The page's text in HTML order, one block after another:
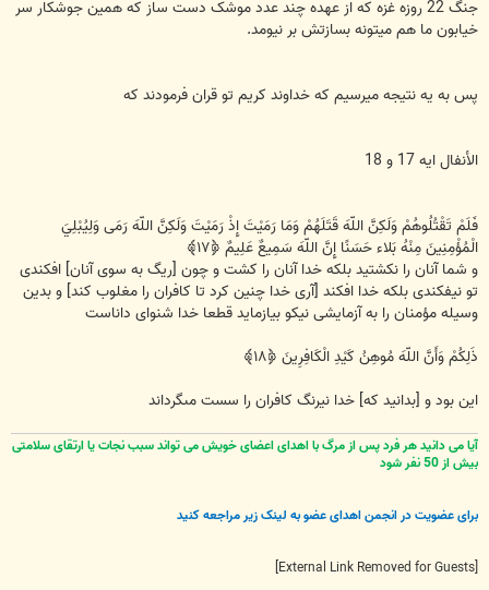
جنگ 22 روزه غزه که از عهده چند عدد موشک دست ساز که همین جوشکار سر
خیابون ما هم میتونه بسازتش بر نیومد.
پس به یه نتیجه میرسیم که خداوند کریم تو قران فرمودند که
الأنفال ایه 17 و 18
فَلَمْ تَقْتُلُوهُمْ وَلَكِنَّ اللّهَ قَتَلَهُمْ وَمَا رَمَيْتَ إِذْ رَمَيْتَ وَلَكِنَّ اللّهَ رَمَى وَلِيُبْلِيَ
الْمُؤْمِنِينَ مِنْهُ بَلاء حَسَنًا إِنَّ اللّهَ سَمِيعٌ عَلِيمٌ ﴿۱۷﴾
و شما آنان را نكشتيد بلكه خدا آنان را كشت و چون [ريگ به سوى آنان] افكندى
تو نيفكندى بلكه خدا افكند [آرى خدا چنين كرد تا كافران را مغلوب كند] و بدين
وسيله مؤمنان را به آزمايشى نيكو بيازمايد قطعا خدا شنواى داناست
ذَلِكُمْ وَأَنَّ اللّهَ مُوهِنُ كَيْدِ الْكَافِرِينَ ﴿۱۸﴾
اين بود و [بدانيد كه] خدا نيرنگ كافران را سست مى‏گرداند
آیا می دانید هر فرد پس از مرگ با اهدای اعضای خویش می تواند سبب نجات یا ارتقای سلامتی
بیش از 50 نفر شود
برای عضویت در انجمن اهدای عضو به لینک زیر مراجعه کنید